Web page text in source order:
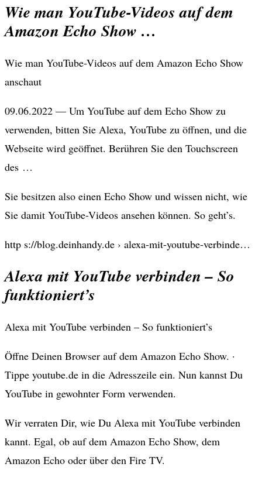
Wie man YouTube-Videos auf dem
Amazon Echo Show …
Wie man YouTube-Videos auf dem Amazon Echo Show
anschaut
09.06.2022 — Um YouTube auf dem Echo Show zu
verwenden, bitten Sie Alexa, YouTube zu öffnen, und die
Webseite wird geöffnet. Berühren Sie den Touchscreen
des …
Sie besitzen also einen Echo Show und wissen nicht, wie
Sie damit YouTube-Videos ansehen können. So geht’s.
http s://blog.deinhandy.de › alexa-mit-youtube-verbinde…
Alexa mit YouTube verbinden – So
funktioniert’s
Alexa mit YouTube verbinden – So funktioniert’s
Öffne Deinen Browser auf dem Amazon Echo Show. ·
Tippe youtube.de in die Adresszeile ein. Nun kannst Du
YouTube in gewohnter Form verwenden.
Wir verraten Dir, wie Du Alexa mit YouTube verbinden
kannt. Egal, ob auf dem Amazon Echo Show, dem
Amazon Echo oder über den Fire TV.